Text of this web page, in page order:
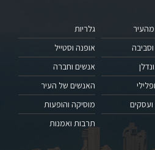
גלריות
אופנה וסטייל
אנשים וחברה
האנשים של העיר
מוסיקה והופעות
תרבות ואמנות